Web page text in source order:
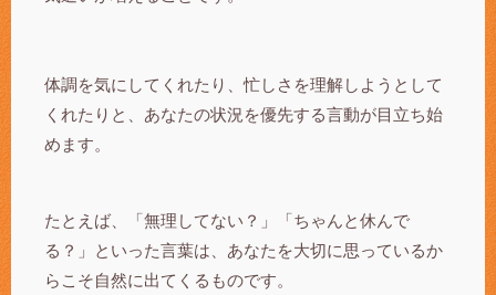
体調を気にしてくれたり、忙しさを理解しようとして
くれたりと、あなたの状況を優先する言動が目立ち始
めます。
たとえば、「無理してない？」「ちゃんと休んで
る？」といった言葉は、あなたを大切に思っているか
らこそ自然に出てくるものです。